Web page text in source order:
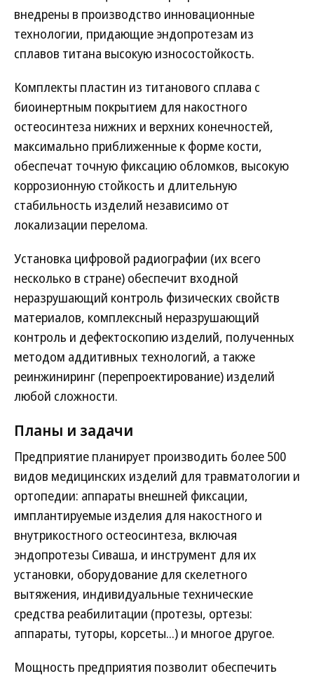
внедрены в производство инновационные
технологии, придающие эндопротезам из
сплавов титана высокую износостойкость.
Комплекты пластин из титанового сплава с
биоинертным покрытием для накостного
остеосинтеза нижних и верхних конечностей,
максимально приближенные к форме кости,
обеспечат точную фиксацию обломков, высокую
коррозионную стойкость и длительную
стабильность изделий независимо от
локализации перелома.
Установка цифровой радиографии (их всего
несколько в стране) обеспечит входной
неразрушающий контроль физических свойств
материалов, комплексный неразрушающий
контроль и дефектоскопию изделий, полученных
методом аддитивных технологий, а также
реинжиниринг (перепроектирование) изделий
любой сложности.
Планы и задачи
Предприятие планирует производить более 500
видов медицинских изделий для травматологии и
ортопедии: аппараты внешней фиксации,
имплантируемые изделия для накостного и
внутрикостного остеосинтеза, включая
эндопротезы Сиваша, и инструмент для их
установки, оборудование для скелетного
вытяжения, индивидуальные технические
средства реабилитации (протезы, ортезы:
аппараты, туторы, корсеты...) и многое другое.
Мощность предприятия позволит обеспечить